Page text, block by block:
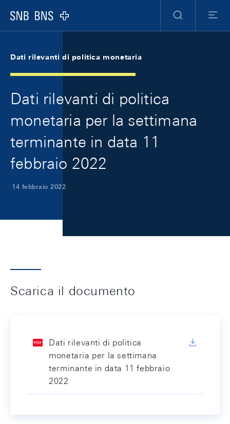
Logo
Ricerca
Menu
Dati rilevanti di politica monetaria
Dati rilevanti di politica
monetaria per la settimana
terminante in data 11
febbraio 2022
14 febbraio 2022
Scarica il documento
Dati rilevanti di politica
monetaria per la settimana
terminante in data 11 febbraio
2022